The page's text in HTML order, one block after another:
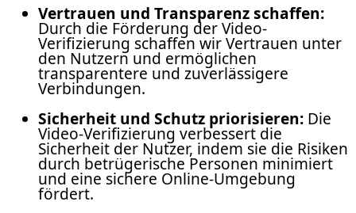
Vertrauen und Transparenz schaffen:
Durch die Förderung der Video-
Verifizierung schaffen wir Vertrauen unter
den Nutzern und ermöglichen
transparentere und zuverlässigere
Verbindungen.
Sicherheit und Schutz priorisieren: Die
Video-Verifizierung verbessert die
Sicherheit der Nutzer, indem sie die Risiken
durch betrügerische Personen minimiert
und eine sichere Online-Umgebung
fördert.